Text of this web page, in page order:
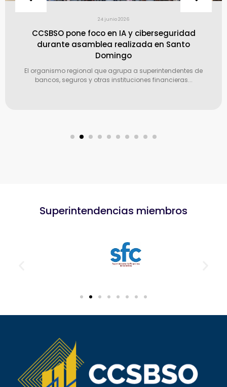
24 junio 2026
CCSBSO pone foco en IA y ciberseguridad
durante asamblea realizada en Santo
Domingo
El organismo regional que agrupa a superintendentes de
bancos, seguros y otras instituciones financieras...
Superintendencias miembros